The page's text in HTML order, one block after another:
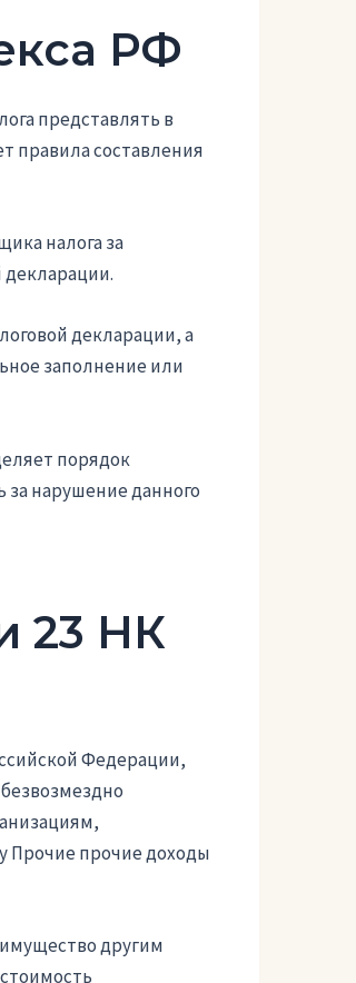
РФ
представлять в
правила составления
налога за
декларации, а
заполнение или
порядок
за нарушение данного
23 НК
Федерации,
Прочие прочие доходы
другим